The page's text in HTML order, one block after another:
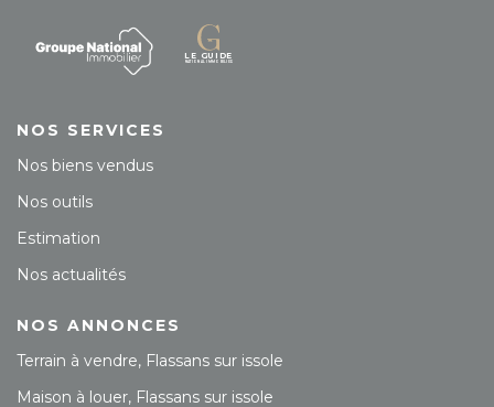
NOS SERVICES
Nos biens vendus
Nos outils
Estimation
Nos actualités
NOS ANNONCES
Terrain à vendre, Flassans sur issole
Maison à louer, Flassans sur issole